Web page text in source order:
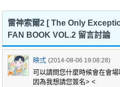
雷神索爾2 [ The Only
FAN BOOK VOL.2 留言討論
映弍 (2014-08-06 19:08:28)
可以請問您什麼時候會在會場
因為我想請您簽名> <